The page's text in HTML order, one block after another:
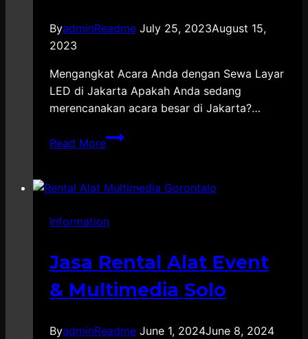
ByadminReadme July 25, 2023August 15,
2023
Mengangkat Acara Anda dengan Sewa Layar
LED di Jakarta Apakah Anda sedang
merencanakan acara besar di Jakarta?…
Read More
Rental
Led
Jakarta
Information
Jasa Rental Alat Event
& Multimedia Solo
ByadminReadme June 1, 2024June 8, 2024